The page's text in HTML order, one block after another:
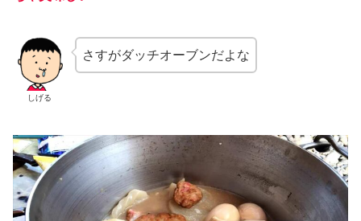
しげる
さすがダッチオーブンだよな